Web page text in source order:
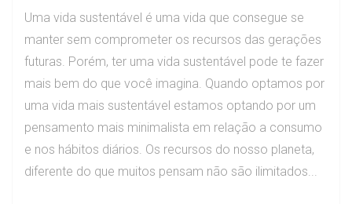
Uma vida sustentável é uma vida que consegue se
manter sem comprometer os recursos das gerações
futuras. Porém, ter uma vida sustentável pode te fazer
mais bem do que você imagina. Quando optamos por
uma vida mais sustentável estamos optando por um
pensamento mais minimalista em relação a consumo
e nos hábitos diários. Os recursos do nosso planeta,
diferente do que muitos pensam não são ilimitados...